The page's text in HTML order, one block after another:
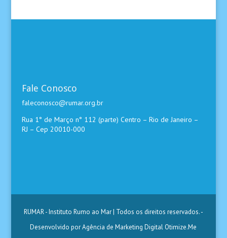
Fale Conosco
faleconosco@rumar.org.br
Rua 1° de Março n° 112 (parte) Centro – Rio de Janeiro –
RJ – Cep 20010-000
RUMAR - Instituto Rumo ao Mar | Todos os direitos reservados.-
Desenvolvido por Agência de Marketing Digital Otimize.Me